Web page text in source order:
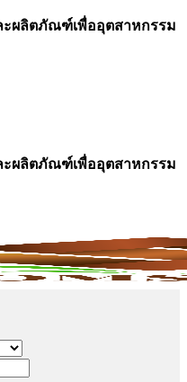
ะผลิตภัณฑ์เพื่ออุตสาหกรรม
ะผลิตภัณฑ์เพื่ออุตสาหกรรม